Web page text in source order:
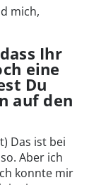
mich,
Ihr
eine
Du
auf den
Das ist bei
Aber ich
konnte mir